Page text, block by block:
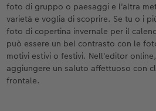
foto di gruppo o paesaggi e l'altra
varietà e voglia di scoprire. Se tu o i
foto di copertina invernale per il
può essere un bel contrasto con le
motivi estivi o festivi. Nell'editor
aggiungere un saluto affettuoso con
frontale.